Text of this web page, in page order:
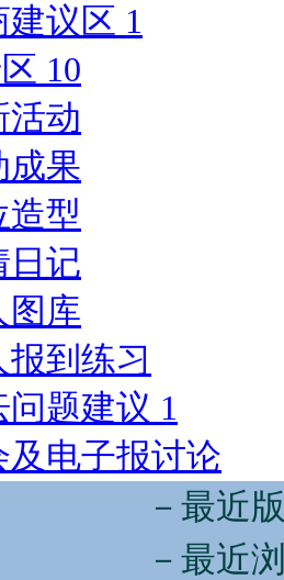
建议区 1
10
活动
成果
造型
日记
图库
报到练习
问题建议 1
及电子报讨论
－最近
－最近